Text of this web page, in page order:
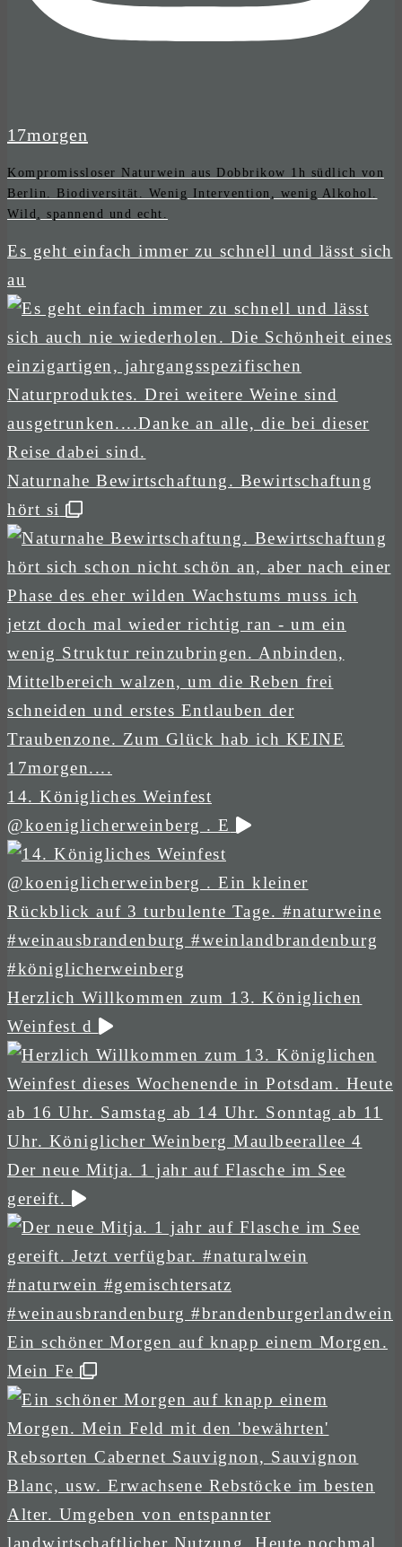
17morgen
Kompromissloser Naturwein aus Dobbrikow 1h südlich von
Berlin. Biodiversität. Wenig Intervention, wenig Alkohol.
Wild, spannend und echt.
Es geht einfach immer zu schnell und lässt sich
au
Naturnahe Bewirtschaftung. Bewirtschaftung
hört si
14. Königliches Weinfest
@koeniglicherweinberg . E
Herzlich Willkommen zum 13. Königlichen
Weinfest d
Der neue Mitja. 1 jahr auf Flasche im See
gereift.
Ein schöner Morgen auf knapp einem Morgen.
Mein Fe